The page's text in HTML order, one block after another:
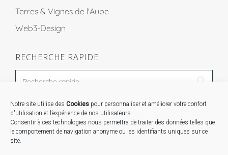
Notre site utilise des Cookies pour personnaliser et améliorer votre confort
d'utilisation et l’expérience de nos utilisateurs.
Consentir à ces technologies nous permettra de traiter des données telles que
le comportement de navigation anonyme ou les identifiants uniques sur ce
site.
Terres & Vignes de l'Aube
Web3-Design
RECHERCHE RAPIDE …
STAGES …
Expo « Mesures de lumière » du 19 Sept au 29 Nov.